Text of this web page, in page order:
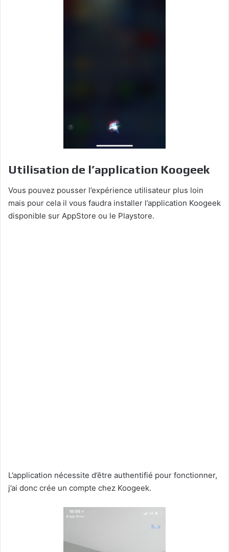
Utilisation de l’application Koogeek
Vous pouvez pousser l’expérience utilisateur plus loin
mais pour cela il vous faudra installer l’application Koogeek
disponible sur AppStore ou le Playstore.
L’application nécessite d’être authentifié pour fonctionner,
j’ai donc crée un compte chez Koogeek.